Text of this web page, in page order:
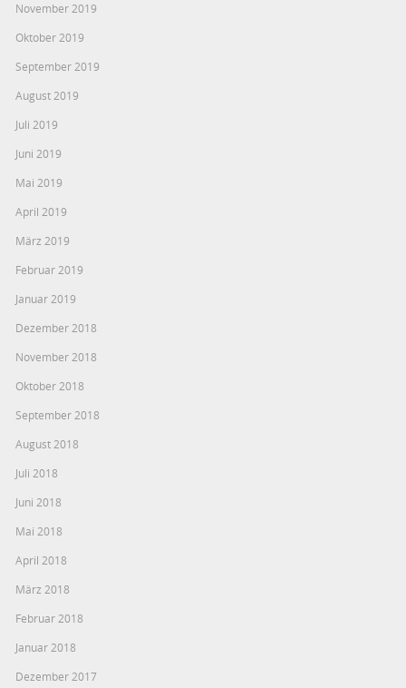
November 2019
Oktober 2019
September 2019
August 2019
Juli 2019
Juni 2019
Mai 2019
April 2019
März 2019
Februar 2019
Januar 2019
Dezember 2018
November 2018
Oktober 2018
September 2018
August 2018
Juli 2018
Juni 2018
Mai 2018
April 2018
März 2018
Februar 2018
Januar 2018
Dezember 2017